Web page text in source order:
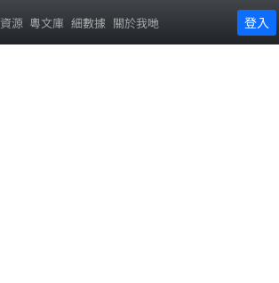
資源 粵文庫 細數據 關於我哋 登入